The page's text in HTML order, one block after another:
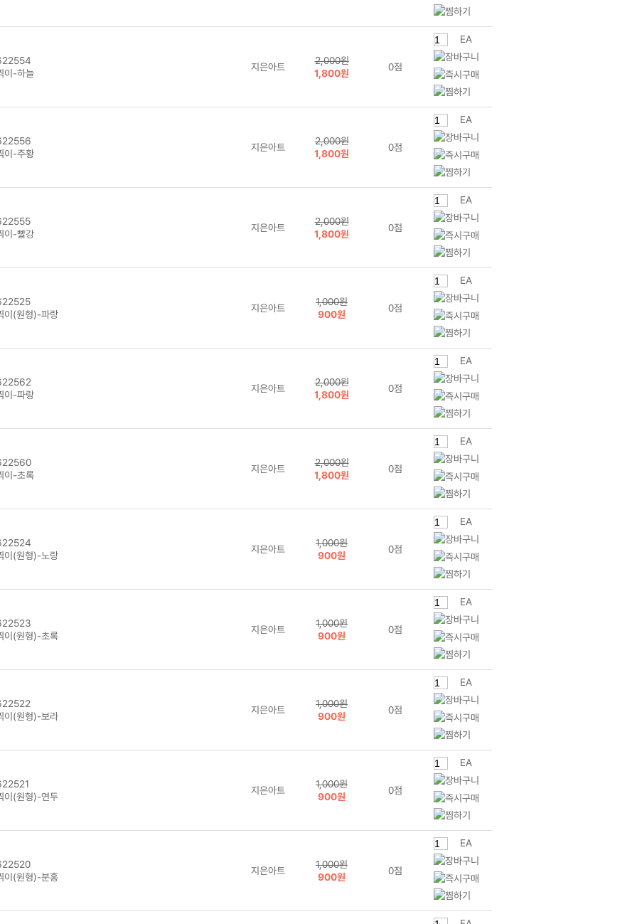
이-하늘
지은아트
2,000원
1,800원
0점
EA
이-주황
지은아트
2,000원
1,800원
0점
EA
이-빨강
지은아트
2,000원
1,800원
0점
EA
이(원형)-파랑
지은아트
1,000원
900원
0점
EA
이-파랑
지은아트
2,000원
1,800원
0점
EA
이-초록
지은아트
2,000원
1,800원
0점
EA
이(원형)-노랑
지은아트
1,000원
900원
0점
EA
이(원형)-초록
지은아트
1,000원
900원
0점
EA
이(원형)-보라
지은아트
1,000원
900원
0점
EA
이(원형)-연두
지은아트
1,000원
900원
0점
EA
이(원형)-분홍
지은아트
1,000원
900원
0점
EA